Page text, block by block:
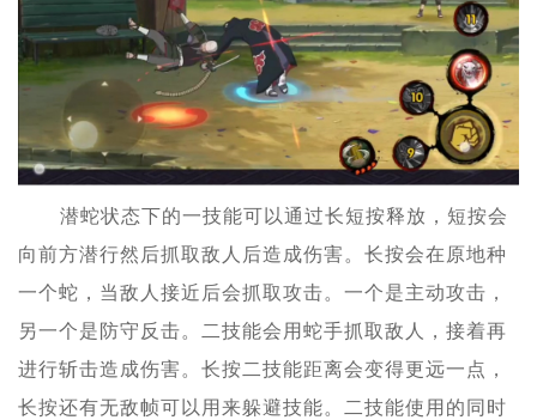
潜蛇状态下的一技能可以通过长短按释放，短按会
向前方潜行然后抓取敌人后造成伤害。长按会在原地种
一个蛇，当敌人接近后会抓取攻击。一个是主动攻击，
另一个是防守反击。二技能会用蛇手抓取敌人，接着再
进行斩击造成伤害。长按二技能距离会变得更远一点，
长按还有无敌帧可以用来躲避技能。二技能使用的同时